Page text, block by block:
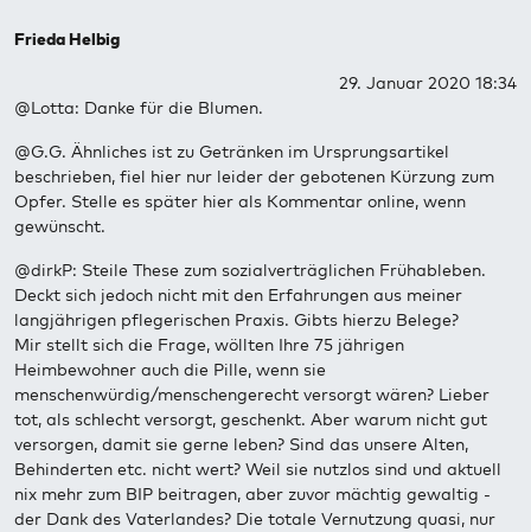
Frieda Helbig
29. Januar 2020 18:34
@Lotta: Danke für die Blumen.
@G.G. Ähnliches ist zu Getränken im Ursprungsartikel
beschrieben, fiel hier nur leider der gebotenen Kürzung zum
Opfer. Stelle es später hier als Kommentar online, wenn
gewünscht.
@dirkP: Steile These zum sozialverträglichen Frühableben.
Deckt sich jedoch nicht mit den Erfahrungen aus meiner
langjährigen pflegerischen Praxis. Gibts hierzu Belege?
Mir stellt sich die Frage, wöllten Ihre 75 jährigen
Heimbewohner auch die Pille, wenn sie
menschenwürdig/menschengerecht versorgt wären? Lieber
tot, als schlecht versorgt, geschenkt. Aber warum nicht gut
versorgen, damit sie gerne leben? Sind das unsere Alten,
Behinderten etc. nicht wert? Weil sie nutzlos sind und aktuell
nix mehr zum BIP beitragen, aber zuvor mächtig gewaltig -
der Dank des Vaterlandes? Die totale Vernutzung quasi, nur